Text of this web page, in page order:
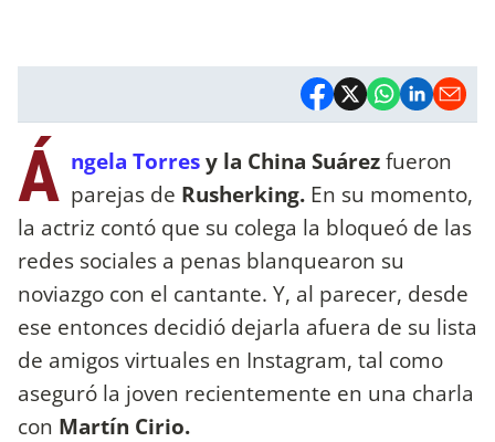
Á ngela Torresy la China Suárezfueron
parejas de Rusherking. En su momento,
la actriz contó que su colega la bloqueó de las
redes sociales a penas blanquearon su
noviazgo con el cantante. Y, al parecer, desde
ese entonces decidió dejarla afuera de su lista
de amigos virtuales en Instagram, tal como
aseguró la joven recientemente en una charla
con Martín Cirio.